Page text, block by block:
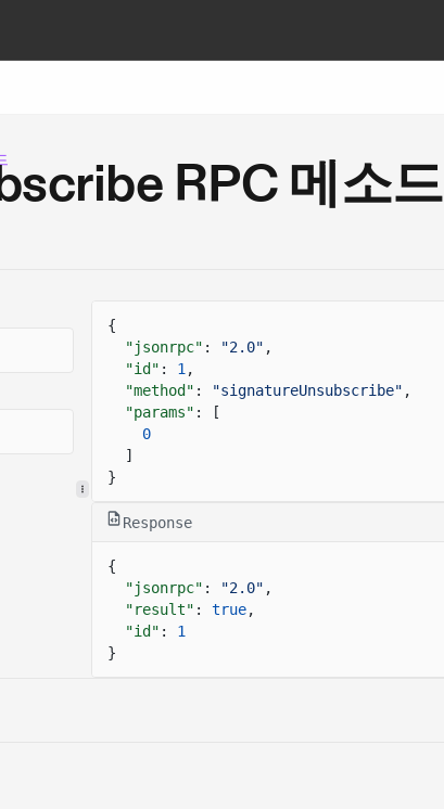
RPC 메소드
{
"jsonrpc" : "2.0" ,
"id" : 1,
"method" : "signatureUnsubscribe" ,
"params" : [
0
]
}
Response
{
"jsonrpc" : "2.0" ,
"result" : true,
"id" :
1
}